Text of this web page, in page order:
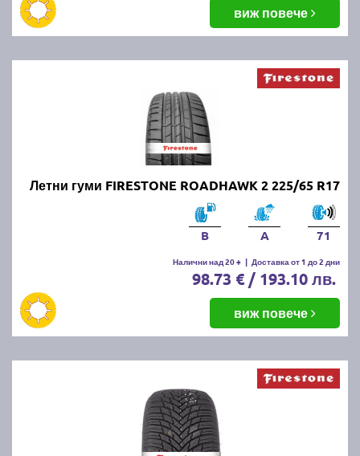
виж повече
Летни гуми FIRESTONE ROADHAWK 2 225/65 R17
B A 71
Налични над 20 + | Доставка от 1 до 2 дни
98.73 € / 193.10 лв.
виж повече